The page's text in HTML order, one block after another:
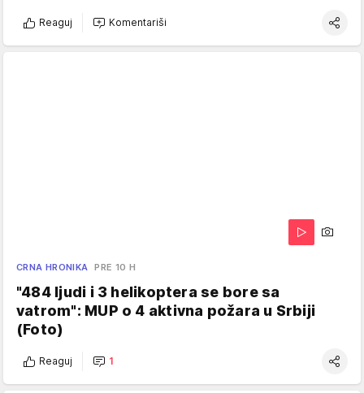
Reaguj Komentariši
CRNA HRONIKA PRE 10 H
"484 ljudi i 3 helikoptera se bore sa
vatrom": MUP o 4 aktivna požara u Srbiji
(Foto)
Reaguj 1